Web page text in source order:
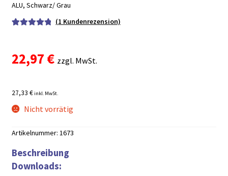
ALU, Schwarz/ Grau
basierend auf
Kundenbewe
(1 Kundenrezension)
22,97 € zzgl. MwSt.
27,33 €inkl. MwSt.
Nicht vorrätig
Artikelnummer: 1673
Beschreibung
Downloads: